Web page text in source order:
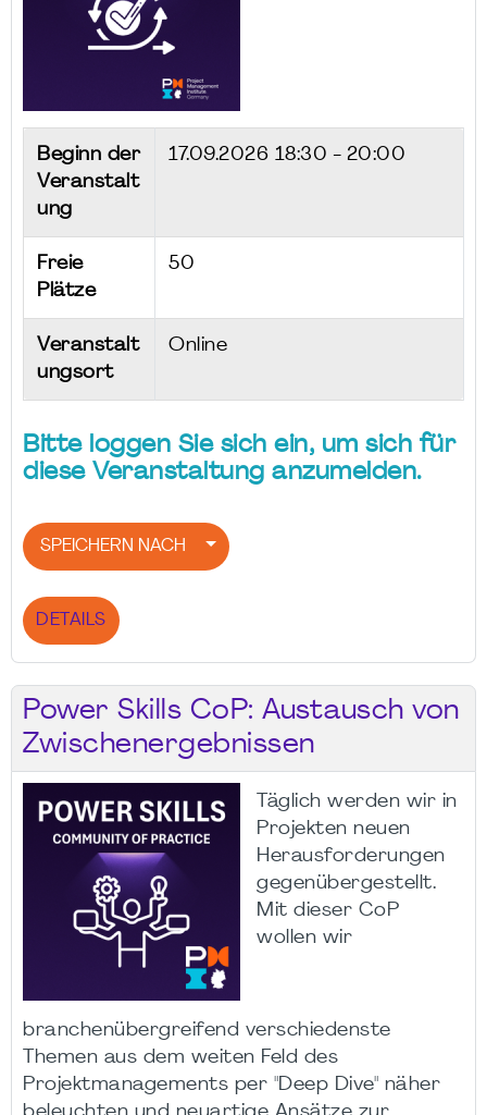
Beginn der
Veranstalt
ung
17.09.2026 18:30 - 20:00
Freie
Plätze
50
Veranstalt
ungsort
Online
Bitte loggen Sie sich ein, um sich für
diese Veranstaltung anzumelden.
SPEICHERN NACH
DETAILS
Power Skills CoP: Austausch von
Zwischenergebnissen
Täglich werden wir in
Projekten neuen
Herausforderungen
gegenübergestellt.
Mit dieser CoP
wollen wir
branchenübergreifend verschiedenste
Themen aus dem weiten Feld des
Projektmanagements per "Deep Dive" näher